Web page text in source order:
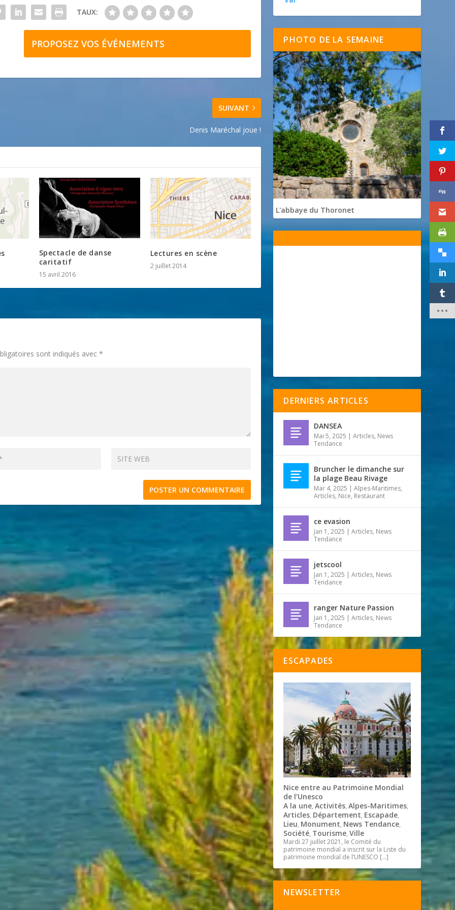
TAUX:
PROPOSEZ VOS ÉVÉNEMENTS
SUIVANT
Denis Maréchal joue !
Spectacle de danse
caritatif
15 avril 2016
Lectures en scène
2 juillet 2014
sont indiqués avec*
PHOTO DE LA SEMAINE
L'abbaye du Thoronet
DERNIERS ARTICLES
DANSEA
Mai 5, 2025 |Articles, News
Tendance
Bruncher le dimanche sur
la plage Beau Rivage
Mar 4, 2025 |Alpes-Maritimes,
Articles, Nice, Restaurant
ce evasion
Jan 1, 2025 |Articles, News
Tendance
jetscool
Jan 1, 2025 |Articles, News
Tendance
ranger Nature Passion
Jan 1, 2025 |Articles, News
Tendance
ESCAPADES
Nice entre au Patrimoine Mondial
de l’Unesco
A la une,Activités,Alpes-Maritimes,
Articles, Département, Escapade,
Lieu, Monument, News Tendance,
Société, Tourisme,Ville
Mardi 27 juillet 2021, le Comité du
patrimoine mondial a inscrit sur la Liste du
patrimoine mondial de l’UNESCO […]
NEWSLETTER